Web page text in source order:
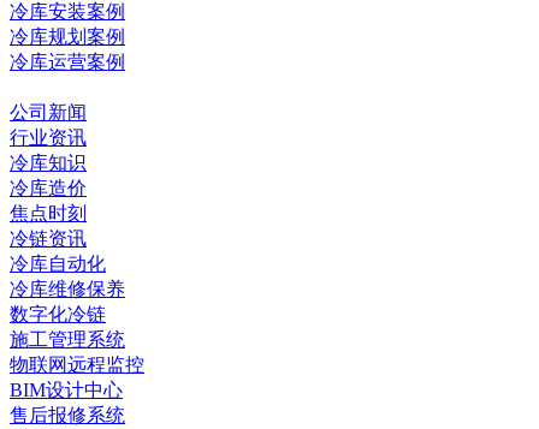
冷库安装案例
冷库规划案例
冷库运营案例
公司新闻
行业资讯
冷库知识
冷库造价
焦点时刻
冷链资讯
冷库自动化
冷库维修保养
数字化冷链
施工管理系统
物联网远程监控
BIM设计中心
售后报修系统